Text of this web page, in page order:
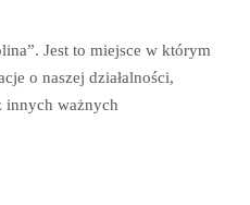
Jest to miejsce w którym
o naszej działalności,
innych ważnych